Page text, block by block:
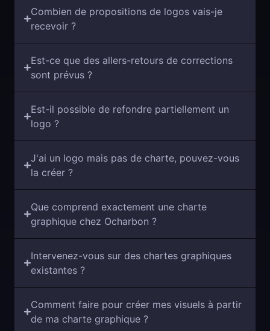
Combien de propositions de logos vais-je
recevoir ?
Est-ce que des allers-retours de corrections
sont prévus ?
Est-il possible de refondre partiellement un
logo ?
J'ai un logo mais pas de charte, pouvez-vous
la créer ?
Que comprend exactement une charte
graphique chez Ocharbon ?
Intervenez-vous sur des chartes graphiques
existantes ?
Comment faire pour créer mes visuels à partir
de ma charte graphique ?